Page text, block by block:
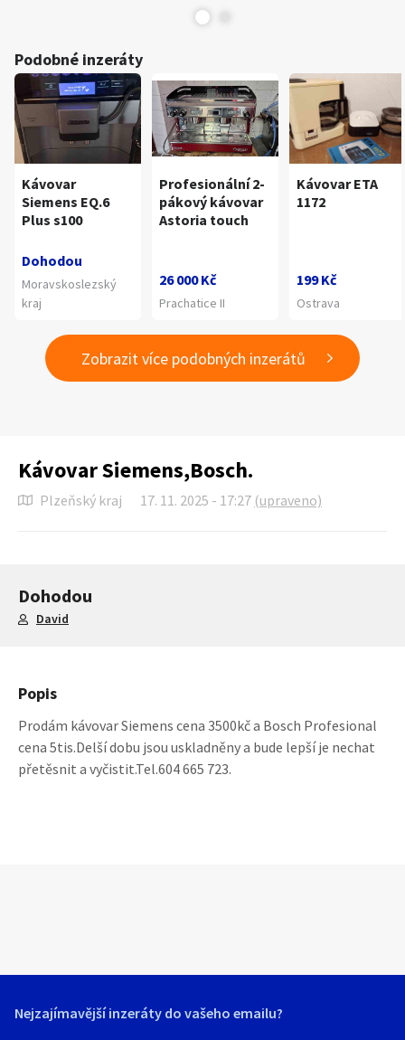
Podobné inzeráty
Kávovar
Siemens EQ.6
Plus s100
Dohodou
Moravskoslezský
kraj
Profesionální 2-
pákový kávovar
Astoria touch
26 000 Kč
Prachatice II
Kávovar ETA
1172
199 Kč
Ostrava
Zobrazit více podobných inzerátů
Kávovar Siemens,Bosch.
Plzeňský kraj 17. 11. 2025 - 17:27 (upraveno)
Dohodou
David
Popis
Prodám kávovar Siemens cena 3500kč a Bosch Profesional
cena 5tis.Delší dobu jsou uskladněny a bude lepší je nechat
přetěsnit a vyčistit.Tel.604 665 723.
Nejzajímavější inzeráty do vašeho emailu?